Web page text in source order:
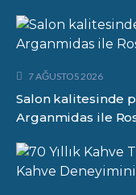
7 AĞUSTOS 2026
Salon kalitesinde
Arganmidas ile